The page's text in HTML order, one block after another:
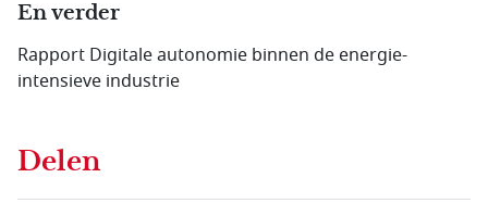
En verder
Rapport Digitale autonomie binnen de energie-
intensieve industrie
Delen